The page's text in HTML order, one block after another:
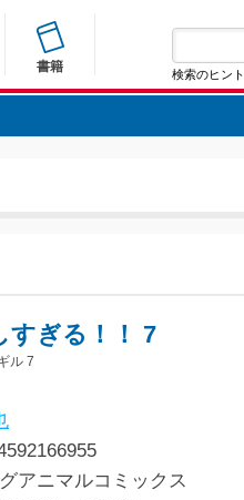
書籍 検索のヒント
すぎる！！ 7
ル 7
アニマルコミックス